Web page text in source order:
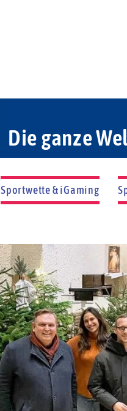
Die ganze
Sportwette & iGaming